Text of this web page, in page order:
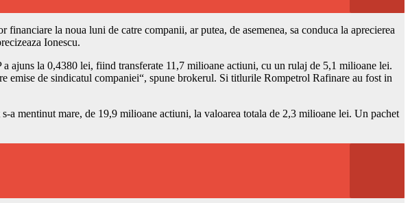
la noua luni de catre companii, ar putea, de asemenea, sa conduca la aprecierea
Ionescu.
ajuns la 0,4380 lei, fiind transferate 11,7 milioane actiuni, cu un rulaj de 5,1 milioane lei.
emise de sindicatul companiei“, spune brokerul. Si titlurile Rompetrol Rafinare au fost in
mentinut mare, de 19,9 milioane actiuni, la valoarea totala de 2,3 milioane lei. Un pachet